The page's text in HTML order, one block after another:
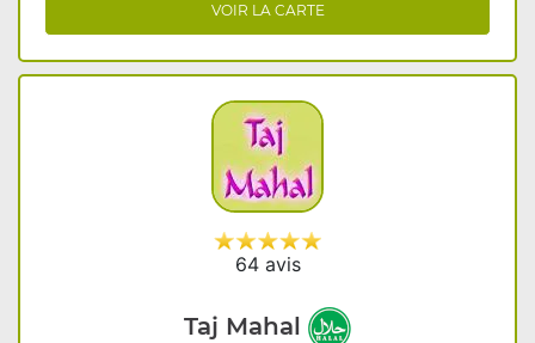
VOIR LA CARTE
64 avis
Taj Mahal